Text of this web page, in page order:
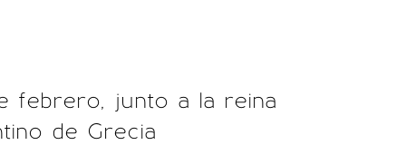
febrero, junto a la reina
de Grecia